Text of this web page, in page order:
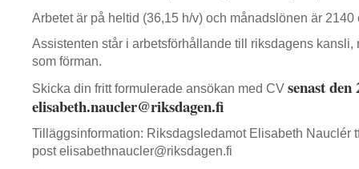
Arbetet är på heltid (36,15 h/v) och månadslönen är 2140
Assistenten står i arbetsförhållande till riksdagens kansli,
som förman.
Skicka din fritt formulerade ansökan med CV senast den
elisabeth.naucler@riksdagen.fi
Tilläggsinformation: Riksdagsledamot Elisabeth Nauclér
post elisabethnaucler@riksdagen.fi